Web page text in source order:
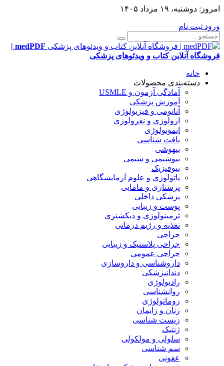
امروز: دوشنبه، ۱۹ مرداد ۱۴۰۵
ورود ثبت نام
medPDF |
فروشگاه آنلاین کتاب و ویدئوهای پزشکی
خانه
دسته‌بندی محصولات
آمادگی آزمون و USMLE
آموزش پزشکی
آناتومی و فیزیولوژی
ارولوژی و نفرولوژی
ایمونولوژی
بافت شناسی
بیهوشی
بیوشیمی و شیمی
بیوفیزیک
پاتولوژی و علوم آزمایشگاهی
پرستاری و مامایی
پزشکی داخلی
پوست و زیبایی
ترمینولوژی و دیکشنری
تغذیه و رژیم درمانی
جراحی
جراحی پلاستیک و زیبایی
جراحی عمومی
داروشناسی و داروسازی
دندانپزشکی
رادیولوژی
روانشناسی
روماتولوژی
زنان و زایمان
زیست شناسی
ژنتیک
سلولی و مولکولی
سم شناسی
عفونی